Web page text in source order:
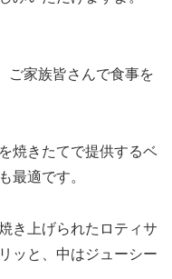
ご家族皆さんで食事を
焼きたてで提供するベ
最適です。
き上げられたロティサ
ッと、中はジューシー